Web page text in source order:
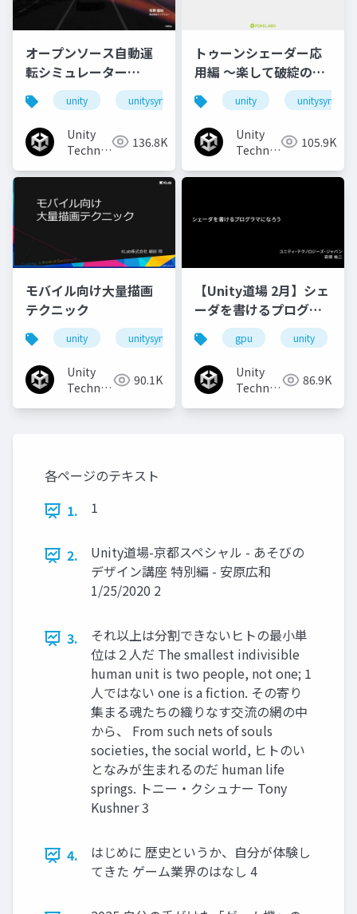
オープンソース自動運
転シミュレーター
「AWSIM」のご紹介と
実装事例
unity unitysync
Unity
Technologies136.8K
トゥーンシェーダー応
用編 ～楽して破綻のな
いアウトラインを目指
して～
unity unitysync
Unity
Technologies105.9K
モバイル向け大量描画
テクニック
unity unitysync
Unity
Technologies90.1K
【Unity道場 2月】シェ
ーダを書けるプログラ
マになろう
gpu unity
Unity
Technologies86.9K
各ページのテキスト
1.
1
2.
Unity道場-京都スペシャル - あそびの
デザイン講座 特別編 - 安原広和
1/25/2020 2
3.
それ以上は分割できないヒトの最小単
位は２人だ The smallest indivisible
human unit is two people, not one; 1
人ではない one is a fiction. その寄り
集まる魂たちの織りなす交流の網の中
から、 From such nets of souls
societies, the social world, ヒトのい
となみが生まれるのだ human life
springs. トニー・クシュナー Tony
Kushner 3
4.
はじめに 歴史というか、自分が体験し
てきた ゲーム業界のはなし 4